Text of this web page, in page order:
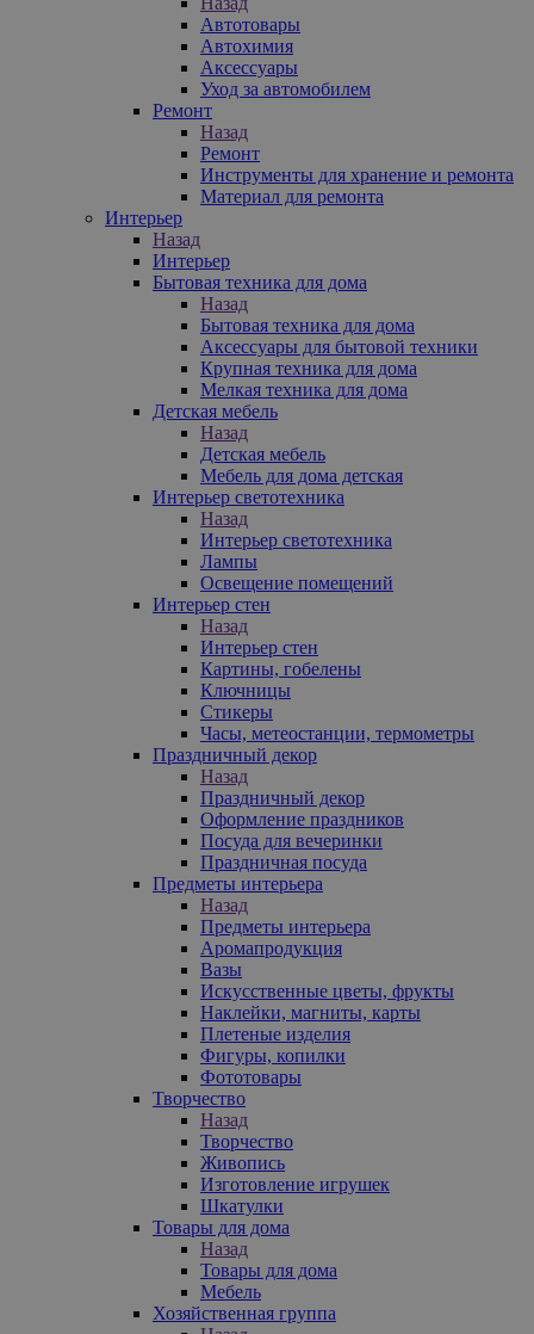
Автотовары
Автохимия
Аксессуары
Уход за автомобилем
Ремонт
Назад
Ремонт
Инструменты для хранение и ремонта
Материал для ремонта
Интерьер
Назад
Интерьер
Бытовая техника для дома
Назад
Бытовая техника для дома
Аксессуары для бытовой техники
Крупная техника для дома
Мелкая техника для дома
Детская мебель
Назад
Детская мебель
Мебель для дома детская
Интерьер светотехника
Назад
Интерьер светотехника
Лампы
Освещение помещений
Интерьер стен
Назад
Интерьер стен
Картины, гобелены
Ключницы
Стикеры
Часы, метеостанции, термометры
Праздничный декор
Назад
Праздничный декор
Оформление праздников
Посуда для вечеринки
Праздничная посуда
Предметы интерьера
Назад
Предметы интерьера
Аромапродукция
Вазы
Искусственные цветы, фрукты
Наклейки, магниты, карты
Плетеные изделия
Фигуры, копилки
Фототовары
Творчество
Назад
Творчество
Живопись
Изготовление игрушек
Шкатулки
Товары для дома
Назад
Товары для дома
Мебель
Хозяйственная группа